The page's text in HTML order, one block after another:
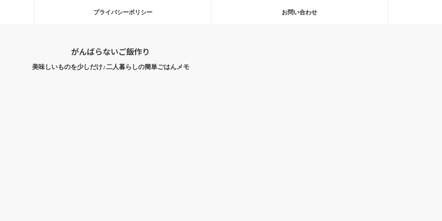
プライバシーポリシー お問い合わせ
がんばらないご飯作り
美味しいものを少しだけ♪二人暮らしの簡単ごはんメモ